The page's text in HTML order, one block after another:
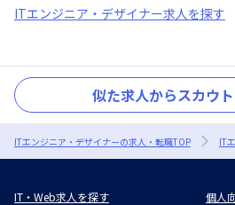
ITエンジニア・デザイナー求人を探す
似た求人からスカウ
ITエンジニア・デザイナーの求人・転職TOP IT
IT・Web求人を探す
個人